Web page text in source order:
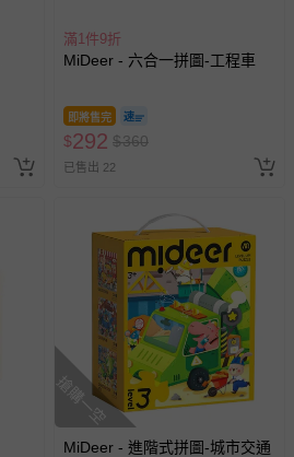
滿1件9折
MiDeer - 六合一拼圖-工程車
即將售完
$292 $360
已售出 22
搶購一空
MiDeer - 進階式拼圖-城市交通